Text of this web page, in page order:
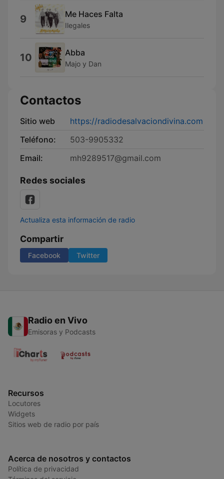
9 Me Haces Falta
Ilegales
10 Abba
Majo y Dan
Contactos
Sitio web
https://radiodesalvaciondivina.com
Teléfono:
503-9905332
Email:
mh9289517@gmail.com
Redes sociales
Actualiza esta información de radio
Compartir
Facebook Twitter
Radio en Vivo
Emisoras y Podcasts
Recursos
Locutores
Widgets
Sitios web de radio por país
Acerca de nosotros y contactos
Política de privacidad